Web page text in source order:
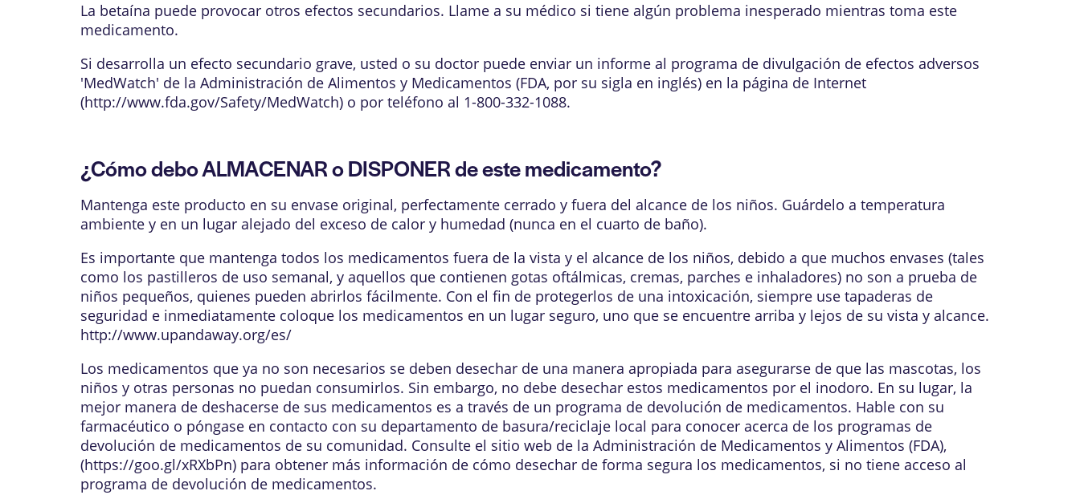
La betaína puede provocar otros efectos secundarios. Llame a su médico si tiene algún problema inesperado mientras toma este
medicamento.
Si desarrolla un efecto secundario grave, usted o su doctor puede enviar un informe al programa de divulgación de efectos adversos
'MedWatch' de la Administración de Alimentos y Medicamentos (FDA, por su sigla en inglés) en la página de Internet
(http://www.fda.gov/Safety/MedWatch) o por teléfono al 1-800-332-1088.
¿Cómo debo ALMACENAR o DISPONER de este medicamento?
Mantenga este producto en su envase original, perfectamente cerrado y fuera del alcance de los niños. Guárdelo a temperatura
ambiente y en un lugar alejado del exceso de calor y humedad (nunca en el cuarto de baño).
Es importante que mantenga todos los medicamentos fuera de la vista y el alcance de los niños, debido a que muchos envases (tales
como los pastilleros de uso semanal, y aquellos que contienen gotas oftálmicas, cremas, parches e inhaladores) no son a prueba de
niños pequeños, quienes pueden abrirlos fácilmente. Con el fin de protegerlos de una intoxicación, siempre use tapaderas de
seguridad e inmediatamente coloque los medicamentos en un lugar seguro, uno que se encuentre arriba y lejos de su vista y alcance.
http://www.upandaway.org/es/
Los medicamentos que ya no son necesarios se deben desechar de una manera apropiada para asegurarse de que las mascotas, los
niños y otras personas no puedan consumirlos. Sin embargo, no debe desechar estos medicamentos por el inodoro. En su lugar, la
mejor manera de deshacerse de sus medicamentos es a través de un programa de devolución de medicamentos. Hable con su
farmacéutico o póngase en contacto con su departamento de basura/reciclaje local para conocer acerca de los programas de
devolución de medicamentos de su comunidad. Consulte el sitio web de la Administración de Medicamentos y Alimentos (FDA),
(https://goo.gl/xRXbPn) para obtener más información de cómo desechar de forma segura los medicamentos, si no tiene acceso al
programa de devolución de medicamentos.